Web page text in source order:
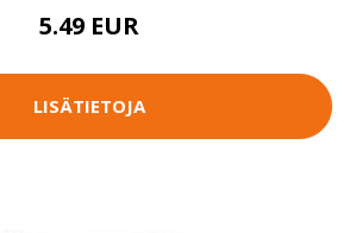
5.49 EUR
LISÄTIETOJA